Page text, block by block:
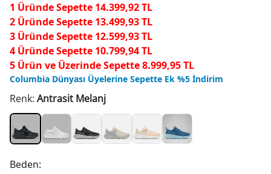
1 Üründe Sepette 14.399,92 TL
2 Üründe Sepette 13.499,93 TL
3 Üründe Sepette 12.599,93 TL
4 Üründe Sepette 10.799,94 TL
5 Ürün ve Üzerinde Sepette 8.999,95 TL
Columbia Dünyası Üyelerine Sepette Ek %5 İndirim
Renk: Antrasit Melanj
Beden: